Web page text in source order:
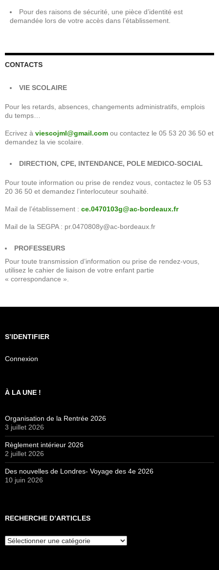
Pour des raisons de sécurité, une pièce d’identité est
demandée lors de votre accès dans l’établissement.
CONTACTS
VIE SCOLAIRE
Pour les retards, absences, changements administratifs, emplois
du temps…
Ecrivez à viescojml@gmail.com ou contactez le 05 53 20 36 50 et
demandez la vie scolaire.
DIRECTION, CPE, INTENDANCE, POLE MEDICO-SOCIAL
Pour toute information ou prise de rendez vous, contactez le 05 53
20 36 50 et demandez l’interlocuteur souhaité.
Mail de l’établissement : ce.0470103g@ac-bordeaux.fr
Mail de la SEGPA : pr.0470808y@ac-bordeaux.fr
PROFESSEURS
Pour toute transmission d’information ou prise de rendez-vous,
utilisez le cahier de liaison de votre enfant partie
« correspondance ».
S’IDENTIFIER
Connexion
À LA UNE !
Organisation de la Rentrée 2026
3 juillet 2026
Règlement intérieur 2026
2 juillet 2026
Des nouvelles de Londres- Voyage des 4e 2026
10 juin 2026
RECHERCHE D’ARTICLES
Recherche